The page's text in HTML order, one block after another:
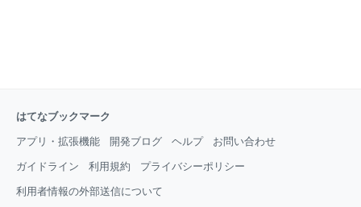
はてなブックマーク
アプリ・拡張機能 開発ブログ ヘルプ お問い合わせ
ガイドライン 利用規約 プライバシーポリシー
利用者情報の外部送信について